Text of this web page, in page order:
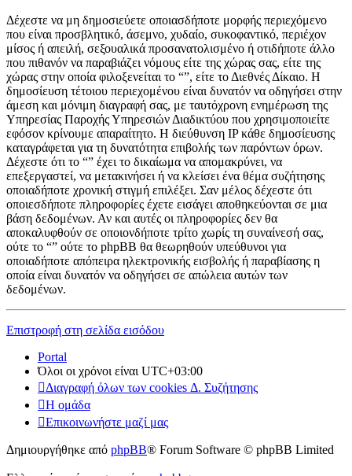
Δέχεστε να μη δημοσιεύετε οποιασδήποτε μορφής περιεχόμενο
που είναι προσβλητικό, άσεμνο, χυδαίο, συκοφαντικό, περιέχον
μίσος ή απειλή, σεξουαλικά προσανατολισμένο ή οτιδήποτε άλλο
που πιθανόν να παραβιάζει νόμους είτε της χώρας σας, είτε της
χώρας στην οποία φιλοξενείται το “”, είτε το Διεθνές Δίκαιο. Η
δημοσίευση τέτοιου περιεχομένου είναι δυνατόν να οδηγήσει στην
άμεση και μόνιμη διαγραφή σας, με ταυτόχρονη ενημέρωση της
Υπηρεσίας Παροχής Υπηρεσιών Διαδικτύου που χρησιμοποιείτε
εφόσον κρίνουμε απαραίτητο. Η διεύθυνση IP κάθε δημοσίευσης
καταγράφεται για τη δυνατότητα επιβολής των παρόντων όρων.
Δέχεστε ότι το “” έχει το δικαίωμα να απομακρύνει, να
επεξεργαστεί, να μετακινήσει ή να κλείσει ένα θέμα συζήτησης
οποιαδήποτε χρονική στιγμή επιλέξει. Σαν μέλος δέχεστε ότι
οποιεσδήποτε πληροφορίες έχετε εισάγει αποθηκεύονται σε μια
βάση δεδομένων. Αν και αυτές οι πληροφορίες δεν θα
αποκαλυφθούν σε οποιονδήποτε τρίτο χωρίς τη συναίνεσή σας,
ούτε το “” ούτε το phpBB θα θεωρηθούν υπεύθυνοι για
οποιαδήποτε απόπειρα ηλεκτρονικής εισβολής ή παραβίασης η
οποία είναι δυνατόν να οδηγήσει σε απώλεια αυτών των
δεδομένων.
Επιστροφή στη σελίδα εισόδου
Portal
Όλοι οι χρόνοι είναι UTC+03:00
Διαγραφή όλων των cookies Δ. Συζήτησης
Η ομάδα
Επικοινωνήστε μαζί μας
Δημιουργήθηκε από phpBB® Forum Software © phpBB Limited